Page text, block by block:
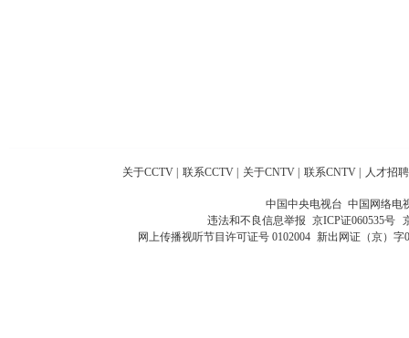
关于CCTV 联系CCTV 关于CNTV 联系CNTV 人才招聘
中国中央电视台 中国网络电
违法和不良信息举报 京ICP证060535号
网上传播视听节目许可证号 0102004 新出网证（京）